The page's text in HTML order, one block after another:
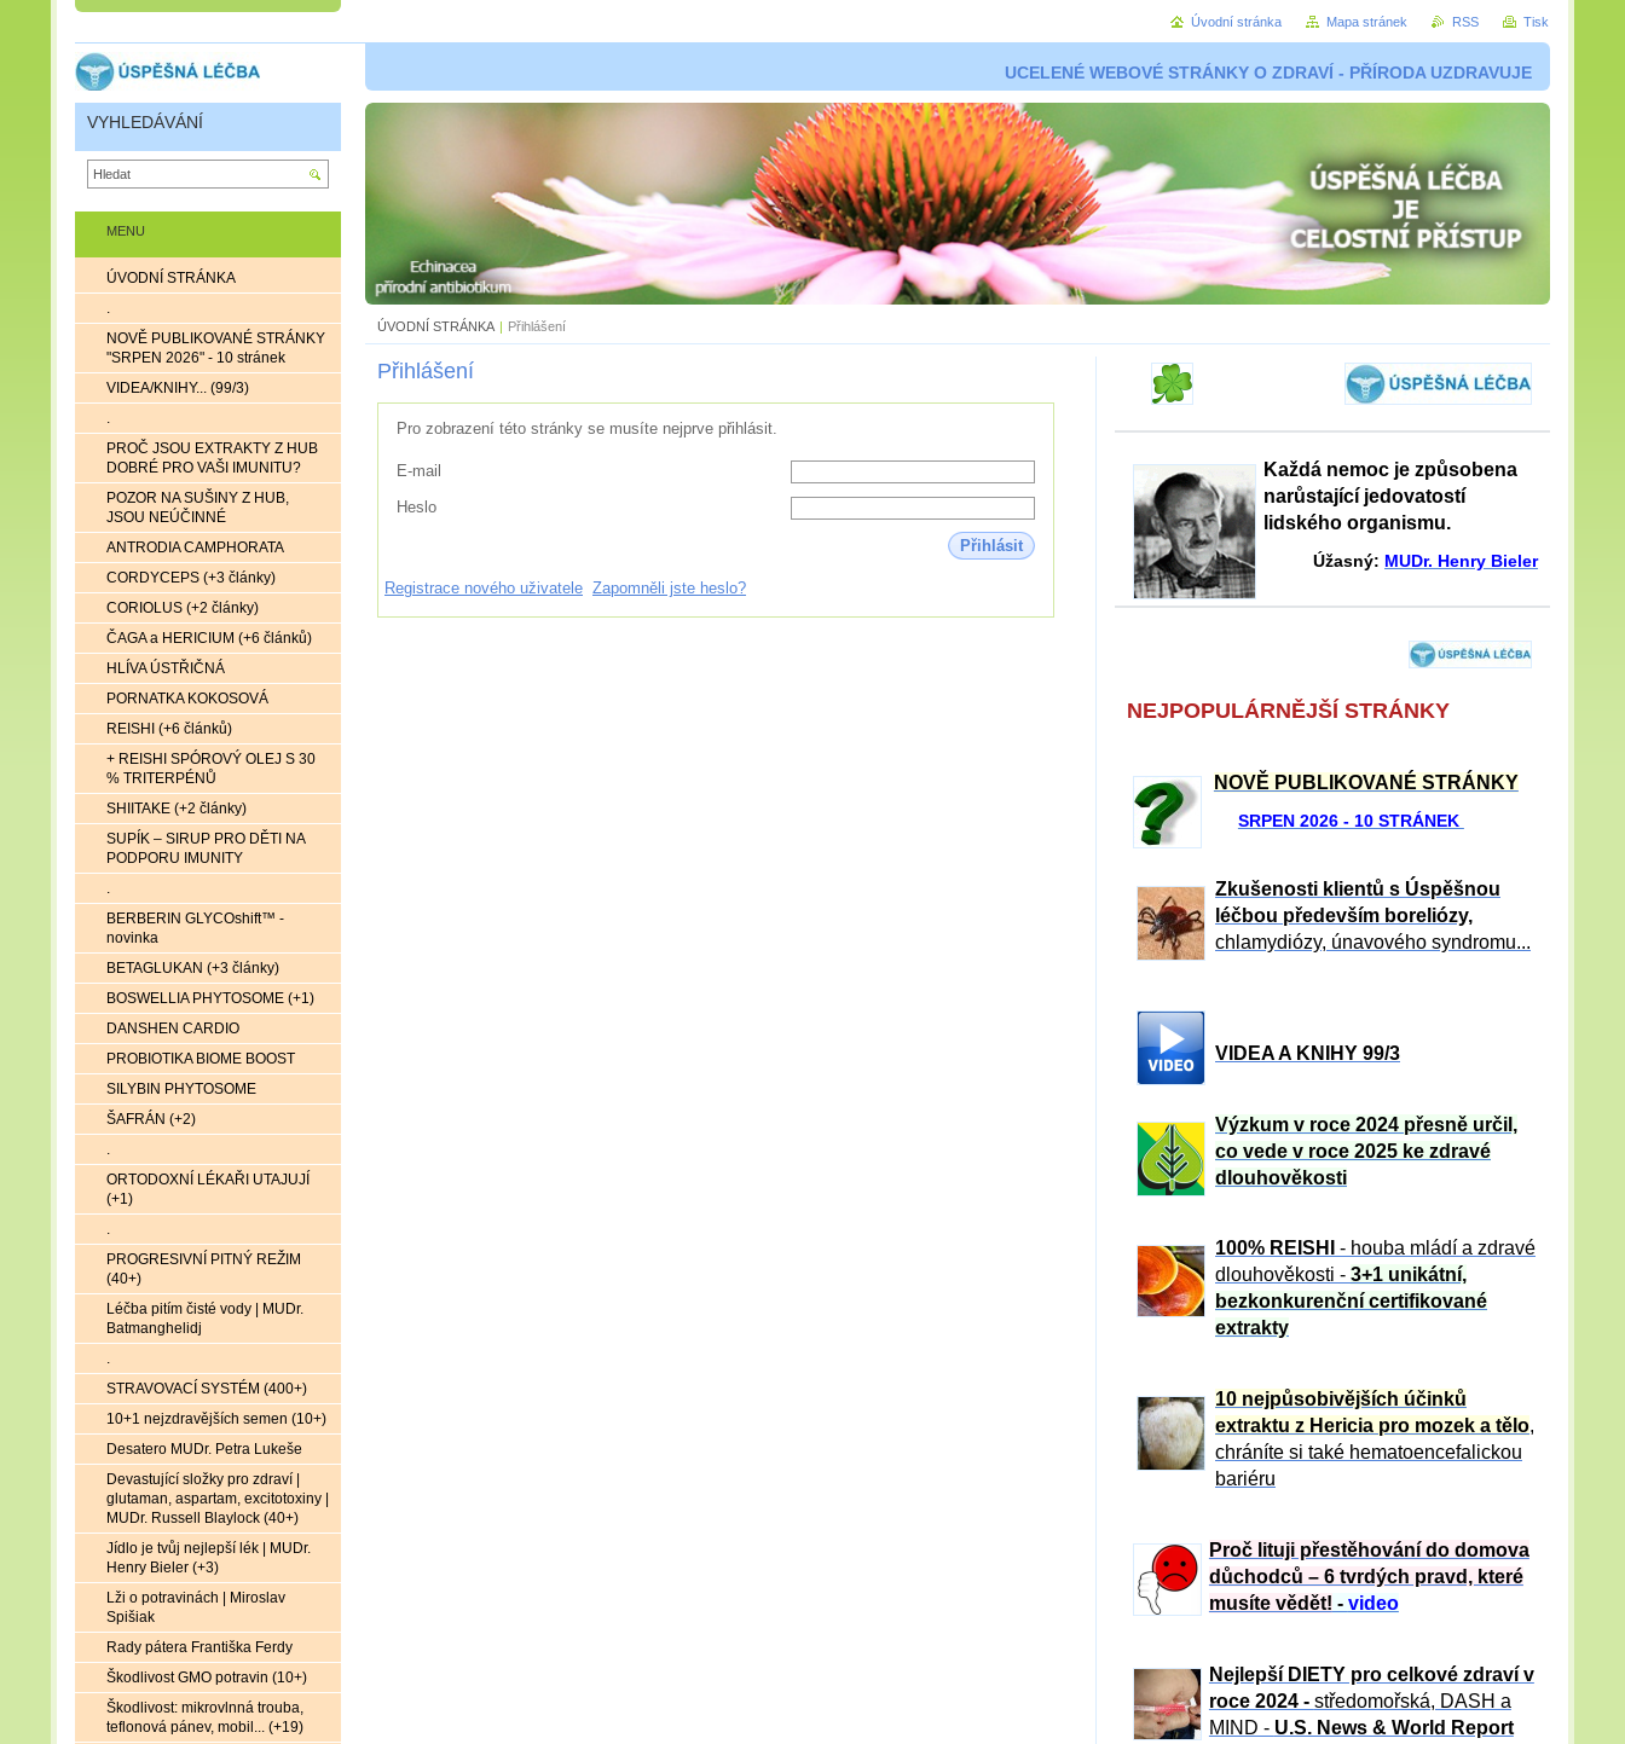
UCELENÉ WEBOVÉ STRÁNKY O ZDRAVÍ - PŘÍRODA UZDRAVUJE
ÚVODNÍ STRÁNKA | Přihlášení
Přihlášení
Pro zobrazení této stránky se musíte nejprve přihlásit.
E-mail
Heslo
Přihlásit
Registrace nového uživatele Zapomněli jste heslo?
Každá nemoc je způsobena
narůstající jedovatostí
lidského organismu.
Úžasný: MUDr. Henry Bieler
NEJPOPULÁRNĚJŠÍ STRÁNKY
NOVĚ PUBLIKOVANÉ STRÁNKY
SRPEN 2026 - 10 STRÁNEK
Zkušenosti klientů s Úspěšnou
léčbou především boreliózy,
chlamydiózy, únavového syndromu...
VIDEA A KNIHY 99/3
Výzkum v roce 2024 přesně určil,
co vede v roce 2025 ke zdravé
dlouhověkosti
100% REISHI
- houba mládí a zdravé
dlouhověkosti - 3+1 unikátní,
bezkonkurenční certifikované
extrakty
10 nejpůsobivějších účinků
extraktu z Hericia pro mozek a tělo,
chráníte si také hematoencefalickou
bariéru
Proč lituji přestěhování do domova
důchodců – 6 tvrdých pravd, které
musíte vědět! - video
Nejlepší DIETY pro celkové zdraví v
roce 2024 - středomořská, DASH a
MIND - U.S. News & World Report
MENU
ÚVODNÍ STRÁNKA
.
NOVĚ PUBLIKOVANÉ STRÁNKY
"SRPEN 2026" - 10 stránek
VIDEA/KNIHY... (99/3)
.
PROČ JSOU EXTRAKTY Z HUB
DOBRÉ PRO VAŠI IMUNITU?
POZOR NA SUŠINY Z HUB,
JSOU NEÚČINNÉ
ANTRODIA CAMPHORATA
CORDYCEPS (+3 články)
CORIOLUS (+2 články)
ČAGA a HERICIUM (+6 článků)
HLÍVA ÚSTŘIČNÁ
PORNATKA KOKOSOVÁ
REISHI (+6 článků)
+ REISHI SPÓROVÝ OLEJ S 30
% TRITERPÉNŮ
SHIITAKE (+2 články)
SUPÍK – SIRUP PRO DĚTI NA
PODPORU IMUNITY
.
BERBERIN GLYCOshift™ -
novinka
BETAGLUKAN (+3 články)
BOSWELLIA PHYTOSOME (+1)
DANSHEN CARDIO
PROBIOTIKA BIOME BOOST
SILYBIN PHYTOSOME
ŠAFRÁN (+2)
.
ORTODOXNÍ LÉKAŘI UTAJUJÍ
(+1)
.
PROGRESIVNÍ PITNÝ REŽIM
(40+)
Léčba pitím čisté vody | MUDr.
Batmanghelidj
.
STRAVOVACÍ SYSTÉM (400+)
10+1 nejzdravějších semen (10+)
Desatero MUDr. Petra Lukeše
Devastující složky pro zdraví |
glutaman, aspartam, excitotoxiny |
MUDr. Russell Blaylock (40+)
Jídlo je tvůj nejlepší lék | MUDr.
Henry Bieler (+3)
Lži o potravinách | Miroslav
Spišiak
Rady pátera Františka Ferdy
Škodlivost GMO potravin (10+)
Škodlivost: mikrovlnná trouba,
teflonová pánev, mobil... (+19)
VYHLEDÁVÁNÍ
Úvodní stránka Mapa stránek RSS Tisk